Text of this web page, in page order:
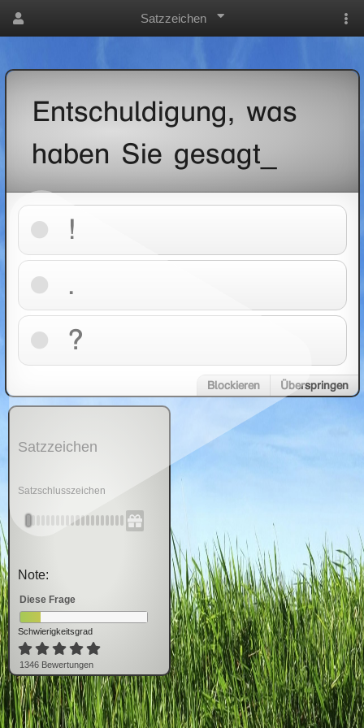
Satzzeichen
Entschuldigung, was
haben Sie gesagt_
!
.
?
Blockieren Überspringen
Satzzeichen
Satzschlusszeichen
Note:
Diese Frage
Schwierigkeitsgrad
1346 Bewertungen